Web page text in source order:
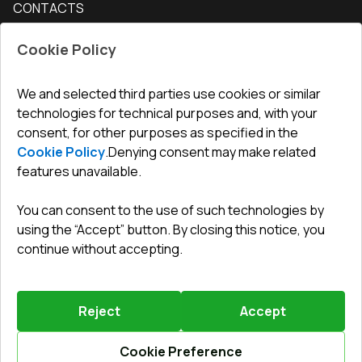
Interior doors
How to measure windows
For companies, cooperation
Conditions for returning goods
Guarantee
CONTACTS
undefined(undefined)
info@toptechnik.com.pl
Polityka prywatności
REGULAMIN
©2026.All right reserved.Powered byVitrager.com.
Report a problem?
Cookie Policy
We and selected third parties use cookies or similar
technologies for technical purposes and, with your
consent, for other purposes as specified in the
Cookie Policy.Denying consent may make related
features unavailable.
You can consent to the use of such technologies by
using the “Accept” button. By closing this notice, you
continue without accepting.
Reject Accept
Cookie Preference